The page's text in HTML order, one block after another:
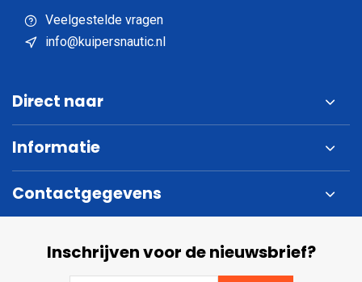
Veelgestelde vragen
info@kuipersnautic.nl
Direct naar
Informatie
Contactgegevens
Inschrijven voor de nieuwsbrief?